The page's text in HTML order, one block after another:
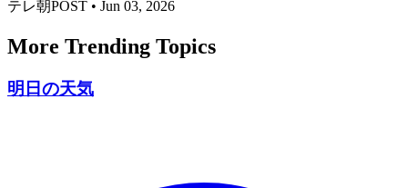
テレ朝POST • Jun 03, 2026
More Trending Topics
明日の天気